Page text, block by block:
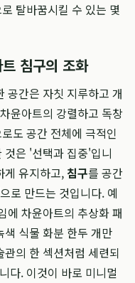
탈바꿈시킬 수 있는 몇
침구의 조화
공간은 자칫 지루하고 개
윤아트의 강렬하고 독창
도 공간 전체에 극적인
것은 '선택과 집중'입니
게 유지하고, 침구를 공간
로 만드는 것입니다. 예
에 차윤아트의 추상화 패
식물 화분 한두 개만
의 한 섹션처럼 세련되
다. 이것이 바로 미니멀